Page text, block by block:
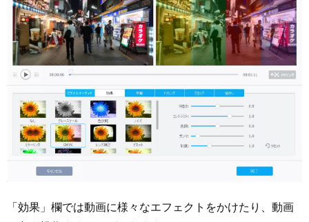
「効果」欄では動画に様々なエフェクトをかけたり、動画